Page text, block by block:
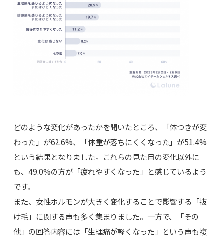
どのような変化があったかを聞いたところ、「体つきが変
わった」が62.6%、「体重が落ちにくくなった」が51.4%
という結果となりました。これらの見た目の変化以外に
も、49.0%の方が「疲れやすくなった」と感じているよう
です。
また、女性ホルモンが大きく変化することで影響する「抜
け毛」に関する声も多く集まりました。一方で、「その
他」の回答内容には「生理痛が軽くなった」という声も複